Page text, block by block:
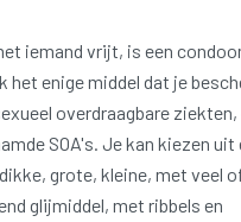
iemand vrijt, is een
het enige middel dat je
overdraagbare ziekten,
SOA's. Je kan kiezen uit
grote, kleine, met veel
glijmiddel, met ribbels en